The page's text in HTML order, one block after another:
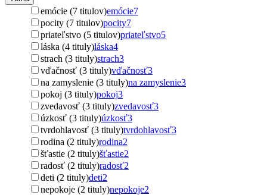
emócie (7 titulov)emócie7
pocity (7 titulov)pocity7
priateľstvo (5 titulov)priateľstvo5
láska (4 tituly)láska4
strach (3 tituly)strach3
vďačnosť (3 tituly)vďačnosť3
na zamyslenie (3 tituly)na zamyslenie3
pokoj (3 tituly)pokoj3
zvedavosť (3 tituly)zvedavosť3
úzkosť (3 tituly)úzkosť3
tvrdohlavosť (3 tituly)tvrdohlavosť3
rodina (2 tituly)rodina2
šťastie (2 tituly)šťastie2
radosť (2 tituly)radosť2
deti (2 tituly)deti2
nepokoje (2 tituly)nepokoje2